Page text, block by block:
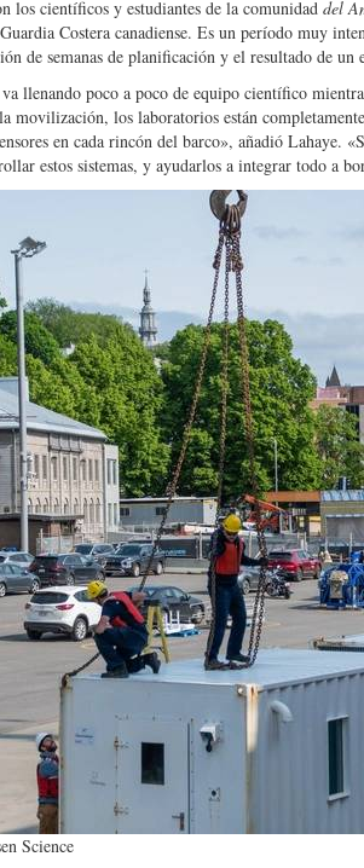
los científicos y estudiantes de la comunidad del
Costera canadiense. Es un período muy
de semanas de planificación y el resultado de un
llenando poco a poco de equipo científico
movilización, los laboratorios están
en cada rincón del barco», añadió Lahaye.
estos sistemas, y ayudarlos a integrar todo a
Science